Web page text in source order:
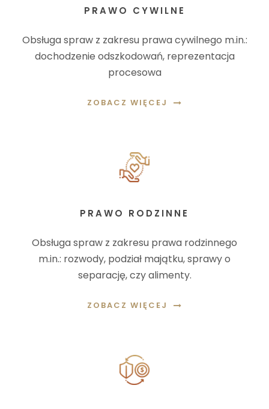
PRAWO CYWILNE
Obsługa spraw z zakresu prawa cywilnego m.in.:
dochodzenie odszkodowań, reprezentacja
procesowa
ZOBACZ WIĘCEJ
PRAWO RODZINNE
Obsługa spraw z zakresu prawa rodzinnego
m.in.: rozwody, podział majątku, sprawy o
separację, czy alimenty.
ZOBACZ WIĘCEJ